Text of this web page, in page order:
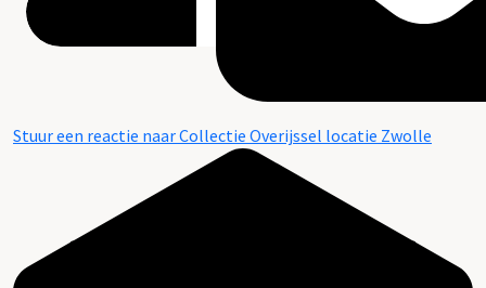
Stuur een reactie naar Collectie Overijssel locatie Zwolle